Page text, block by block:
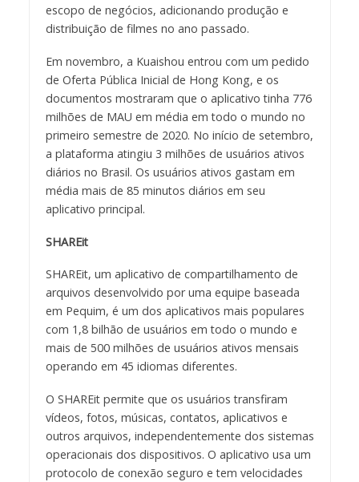
escopo de negócios, adicionando produção e
distribuição de filmes no ano passado.
Em novembro, a Kuaishou entrou com um pedido
de Oferta Pública Inicial de Hong Kong, e os
documentos mostraram que o aplicativo tinha 776
milhões de MAU em média em todo o mundo no
primeiro semestre de 2020. No início de setembro,
a plataforma atingiu 3 milhões de usuários ativos
diários no Brasil. Os usuários ativos gastam em
média mais de 85 minutos diários em seu
aplicativo principal.
SHAREit
SHAREit, um aplicativo de compartilhamento de
arquivos desenvolvido por uma equipe baseada
em Pequim, é um dos aplicativos mais populares
com 1,8 bilhão de usuários em todo o mundo e
mais de 500 milhões de usuários ativos mensais
operando em 45 idiomas diferentes.
O SHAREit permite que os usuários transfiram
vídeos, fotos, músicas, contatos, aplicativos e
outros arquivos, independentemente dos sistemas
operacionais dos dispositivos. O aplicativo usa um
protocolo de conexão seguro e tem velocidades